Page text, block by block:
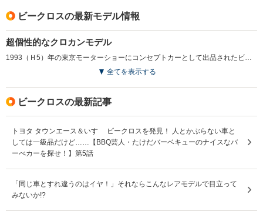
ビークロスの最新モデル情報
超個性的なクロカンモデル
全てを表示する
ビークロスの最新記事
トヨタ タウンエース＆いすゞ ビークロスを発見！ 人とかぶらない車と
しては一級品だけど……【BBQ芸人・たけだバーベキューのナイスなバ
ーべカーを探せ！】第5話
「同じ車とすれ違うのはイヤ！」それならこんなレアモデルで目立って
みないか!?